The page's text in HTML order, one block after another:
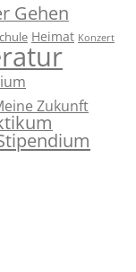
Gehen
Heimat Konzert
Zukunft